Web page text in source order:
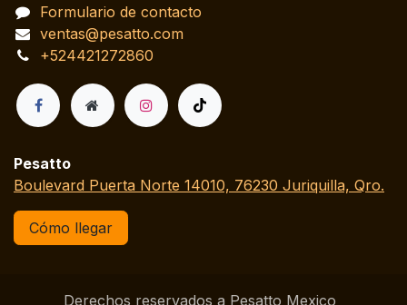
Formulario de contacto
ventas@pesatto.com
+524421272860
Pesatto
Boulevard Puerta Norte 14010, 76230 Juriquilla, Qro.
Cómo llegar
Derechos reservados a Pesatto Mexico